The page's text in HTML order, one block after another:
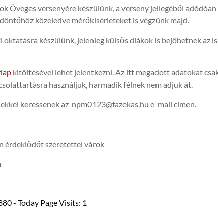
Öveges versenyére készülünk, a verseny jellegéből
közeledve mérőkísérleteket is végzünk majd.
készülünk, jelenleg külsős diákok is bejöhetnek az
kitöltésével lehet jelentkezni. Az itt megadott adatokat
használjuk, harmadik félnek nem adjuk át.
keressenek az npm0123@fazekas.hu e-mail címen.
érdeklődőt szeretettel várok
- Today Page Visits: 1